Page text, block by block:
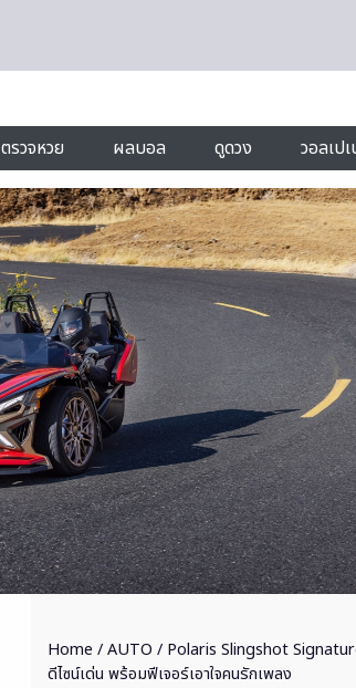
ตรวจหวย ผลบอล ดูดวง วอลเป
Home /AUTO / Polaris Slingshot
ดีไซน์เด่น พร้อมฟีเจอร์เอาใจคนรักเพลง